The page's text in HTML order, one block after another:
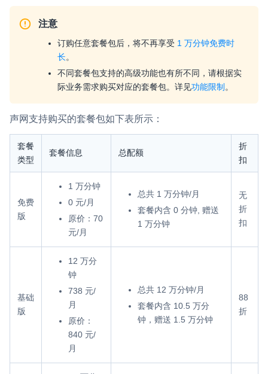
注意
订购任意套餐包后，将不再享受 1 万分钟免费时
长。
不同套餐包支持的高级功能也有所不同，请根据实
际业务需求购买对应的套餐包。详见功能限制 。
声网支持购买的套餐包如下表所示：
套餐
类型
套餐信息 总配额
折
扣
免费
版
1 万分钟
0 元/月
原价：70
元/月
总共 1 万分钟/月
套餐内含 0 分钟, 赠送
1 万分钟
无
折
扣
基础
版
12 万分
钟
738 元/
月
原价：
840 元/
月
总共 12 万分钟/月
套餐内含 10.5 万分
钟，赠送 1.5 万分钟
88
折